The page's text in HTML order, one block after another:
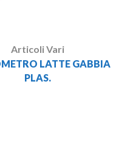
Articoli Vari
LATTE GABBIA
PLAS.